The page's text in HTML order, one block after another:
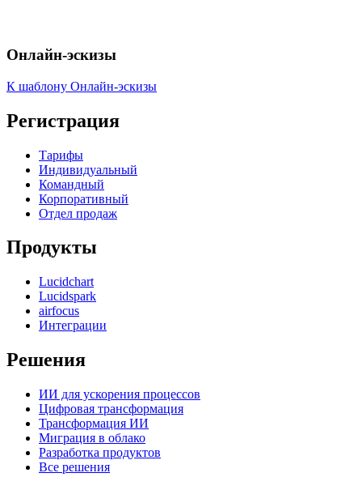
Онлайн-эскизы
К шаблону Онлайн-эскизы
Регистрация
Тарифы
Индивидуальный
Командный
Корпоративный
Отдел продаж
Продукты
Lucidchart
Lucidspark
airfocus
Интеграции
Решения
ИИ для ускорения процессов
Цифровая трансформация
Трансформация ИИ
Миграция в облако
Разработка продуктов
Все решения